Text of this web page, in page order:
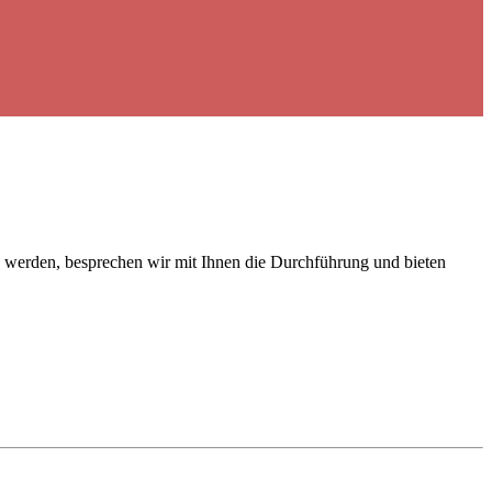
besprechen wir mit Ihnen die Durchführung und bieten